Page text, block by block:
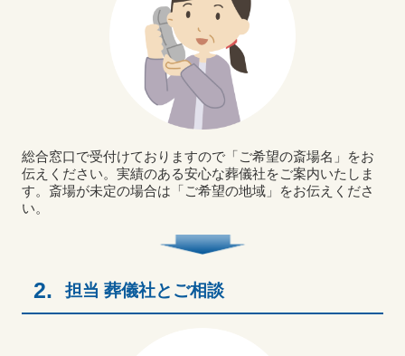
総合窓口で受付けておりますので「ご希望の斎場名」をお
伝えください。実績のある安心な葬儀社をご案内いたしま
す。斎場が未定の場合は「ご希望の地域」をお伝えくださ
い。
2. 担当 葬儀社とご相談